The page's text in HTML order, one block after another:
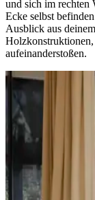
und sich im rechten
Ecke selbst
Ausblick aus
aufeinanderstoßen.